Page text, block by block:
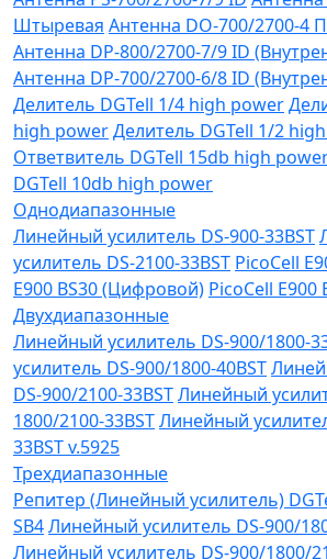
Штыревая Антенна DO-700/2700-4
Антенна DP-800/2700-7/9 ID
Антенна DP-700/2700-6/8 ID
Делитель DGTell 1/4 high power
high powerДелитель DGTell 1/2
Ответвитель DGTell 15db high
DGTell 10db high power
Однодиапазонные
Линейный усилитель DS-900-33BST
усилитель DS-2100-33BST PicoCell
E900 BS30 (Цифровой) PicoCell E900
Двухдиапазонные
Линейный усилитель DS-900/1800-
усилитель DS-900/1800-40BST
DS-900/2100-33BSTЛинейный
1800/2100-33BSTЛинейный
33BST v.5925
Трехдиапазонные
Репитер (Линейный усилитель)
SB4Линейный усилитель DS-900/
Линейный усилитель DS-900/1800/